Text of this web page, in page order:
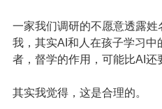
一家我们调研的不愿意透露
我，其实AI和人在孩子学习中
者，督学的作用，可能比AI还
其实我觉得，这是合理的。